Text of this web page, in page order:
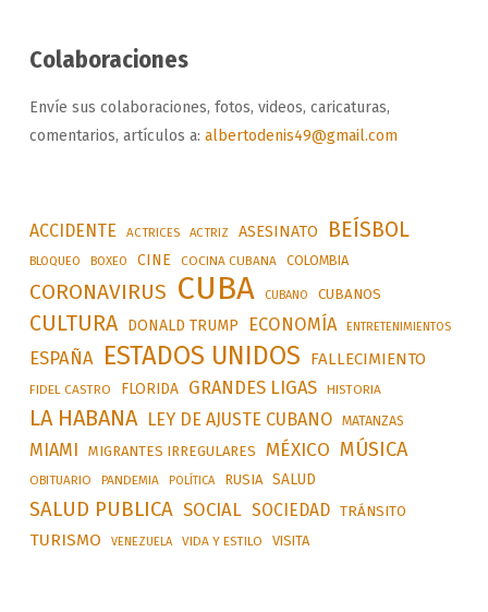
Colaboraciones
Envíe sus colaboraciones, fotos, videos, caricaturas,
comentarios, artículos a: albertodenis49@gmail.com
ACCIDENTE ACTRICES ACTRIZ ASESINATO BEÍSBOL
BLOQUEO BOXEO CINE COCINA CUBANA COLOMBIA
CORONAVIRUS CUBA CUBANO CUBANOS
CULTURA DONALD TRUMP ECONOMÍA ENTRETENIMIENTOS
ESPAÑA ESTADOS UNIDOS FALLECIMIENTO
FIDEL CASTRO FLORIDA GRANDES LIGAS HISTORIA
LA HABANA LEY DE AJUSTE CUBANO MATANZAS
MIAMI MIGRANTES IRREGULARES MÉXICO MÚSICA
OBITUARIO PANDEMIA POLÍTICA RUSIA SALUD
SALUD PUBLICA SOCIAL SOCIEDAD TRÁNSITO
TURISMO VENEZUELA VIDA Y ESTILO VISITA